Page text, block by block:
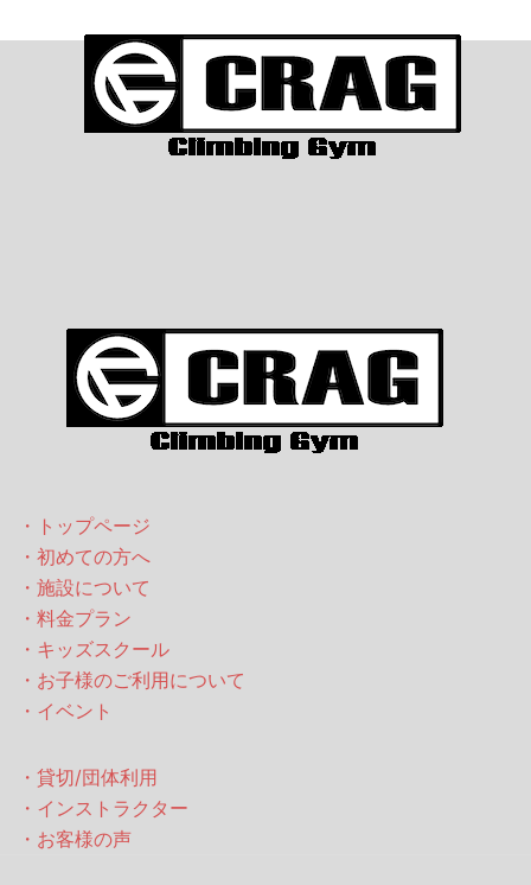
・トップページ
・初めての方へ
・施設について
・料金プラン
・キッズスクール
・お子様のご利用について
・イベント
・貸切/団体利用
・インストラクター
・お客様の声